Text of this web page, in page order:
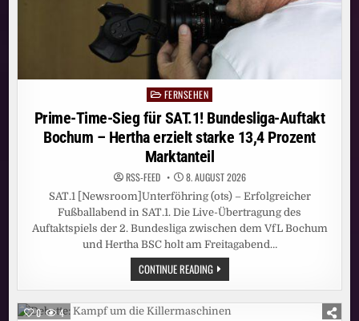
Posted
in
FERNSEHEN
Prime-Time-Sieg für SAT.1! Bundesliga-Auftakt
Bochum – Hertha erzielt starke 13,4 Prozent
Marktanteil
RSS-FEED 8. AUGUST 2026
SAT.1 [Newsroom]Unterföhring (ots) – Erfolgreicher
Fußballabend in SAT.1. Die Live-Übertragung des
Auftaktspiels der 2. Bundesliga zwischen dem VfL Bochum
und Hertha BSC holt am Freitagabend…
CONTINUE READINGPRIME-
TIME-
SIEG
FÜR
SAT.1!
0 4